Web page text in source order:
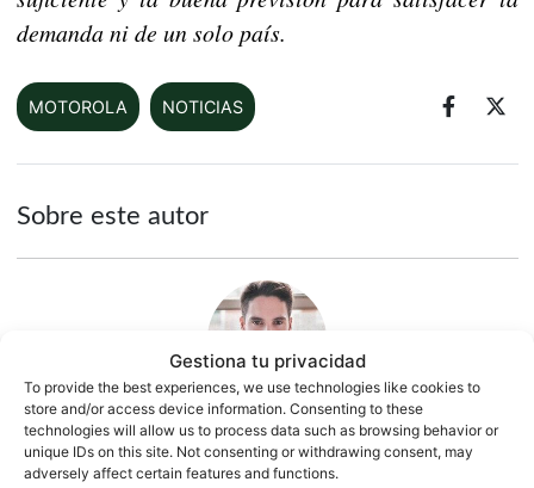
Gestiona tu privacidad
To provide the best experiences, we use technologies like cookies to
store and/or access device information. Consenting to these
technologies will allow us to process data such as browsing behavior or
unique IDs on this site. Not consenting or withdrawing consent, may
adversely affect certain features and functions.
demanda ni de un solo país.
MOTOROLA NOTICIAS
Sobre este autor
Eduard Esteller